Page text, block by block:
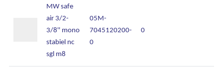
MW safe
air 3/2-
3/8'' mono
stabiel nc
sgl m8
05M-
7045120200-
0
0